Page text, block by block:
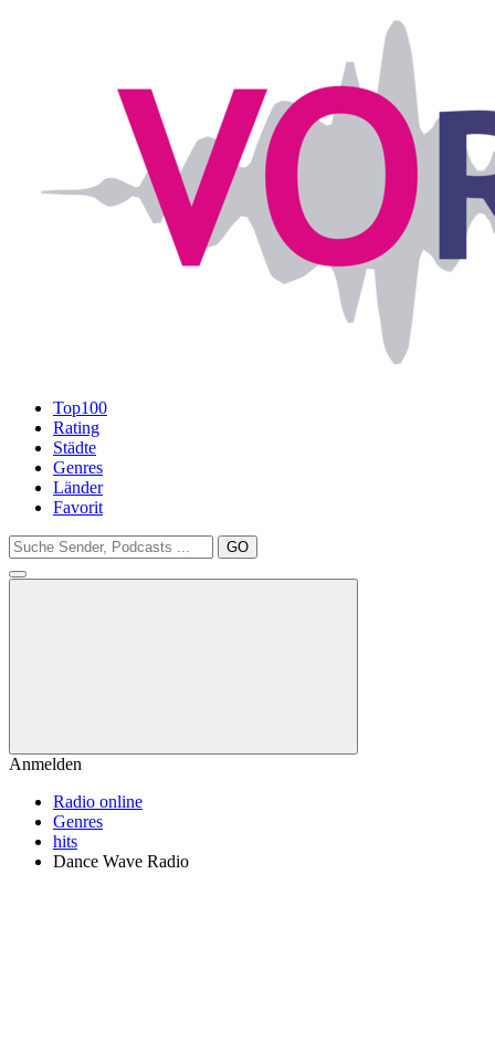
Top100
Rating
Städte
Genres
Länder
Favorit
GO
Anmelden
Radio online
Genres
hits
Dance Wave Radio